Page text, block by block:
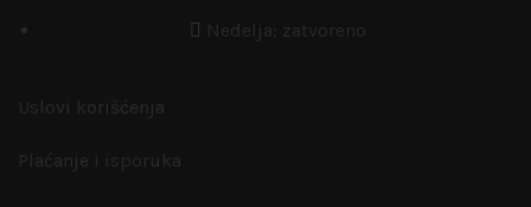
Nedelja: zatvoreno
Uslovi korišćenja
Plaćanje i isporuka